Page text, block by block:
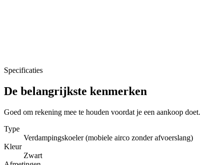
Specificaties
De belangrijkste kenmerken
Goed om rekening mee te houden voordat je een aankoop doet.
Type
Verdampingskoeler (mobiele airco zonder afvoerslang)
Kleur
Zwart